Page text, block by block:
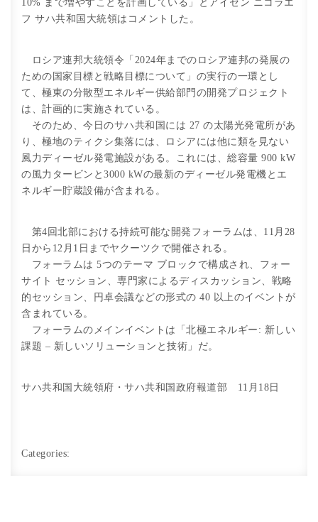
10% まで増やすことを計画している」とアイセン ニコラエ
フ サハ共和国大統領はコメントした。
ロシア連邦大統領令「2024年までのロシア連邦の発展の
ための国家目標と戦略目標について」の実行の一環とし
て、極東の分散型エネルギー供給部門の開発プロジェクト
は、計画的に実施されている。
そのため、今日のサハ共和国には 27 の太陽光発電所があ
り、極地のティクシ集落には、ロシアには他に類を見ない
風力ディーゼル発電施設がある。これには、総容量 900 kW
の風力タービンと3000 kWの最新のディーゼル発電機とエ
ネルギー貯蔵設備が含まれる。
第4回北部における持続可能な開発フォーラムは、11月28
日から12月1日までヤクーツクで開催される。
フォーラムは 5つのテーマ ブロックで構成され、フォー
サイト セッション、専門家によるディスカッション、戦略
的セッション、円卓会議などの形式の 40 以上のイベントが
含まれている。
フォーラムのメインイベントは「北極エネルギー: 新しい
課題 – 新しいソリューションと技術」だ。
サハ共和国大統領府・サハ共和国政府報道部 11月18日
Categories: